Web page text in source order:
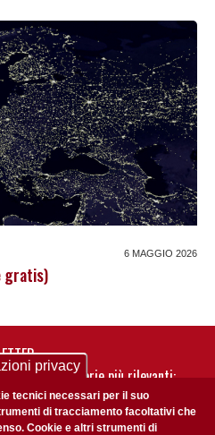
6 MAGGIO 2026
gratis)
te nostre storie più rilevanti:
nostra newsletter
privacy
tecnici necessari per il suo
di tracciamento facoltativi che
Cookie e altri strumenti di